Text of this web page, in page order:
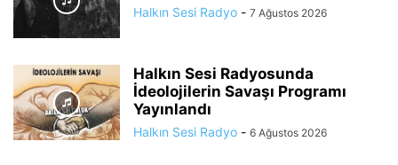
Halkın Sesi Radyo - 7 Ağustos 2026
Halkın Sesi Radyosunda
İdeolojilerin Savaşı Programı
Yayınlandı
Halkın Sesi Radyo - 6 Ağustos 2026